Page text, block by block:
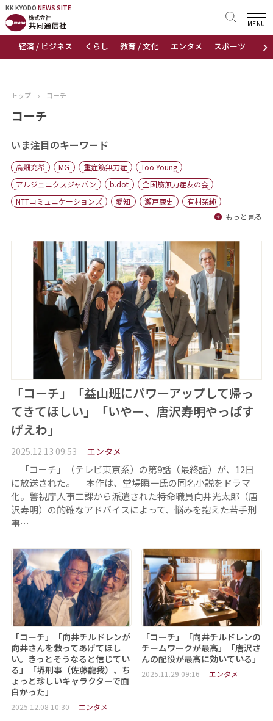
KK KYODO NEWS SITE
›
経済 / ビジネス くらし 教育 / 文化 エンタメ スポーツ 地域
MENU
KK KYODONEWS SITE
トップページ
ニュース
おすすめコンテンツ
出版物
会社概要
トップ › コーチ
コーチ
いま注目のキーワード
高畑充希 MG 重症筋無力症
Too Young
アルジェニクスジャパン
b.dot
全国筋無力症友の会
NTTコミュニケーションズ
愛知 瀬戸康史
有村架純
もっと見る
「コーチ」「益山班にパワーアップして帰っ
てきてほしい」「いやー、唐沢寿明やっぱす
げえわ」
2025.12.13 09:53 エンタメ
「コーチ」（テレビ東京系）の第9話（最終話）が、12日
に放送された。 本作は、堂場瞬一氏の同名小説をドラマ
化。警視庁人事二課から派遣された特命職員向井光太郎（唐
沢寿明）の的確なアドバイスによって、悩みを抱えた若手刑
事…
「コーチ」「向井チルドレンが
向井さんを救ってあげてほし
い。きっとそうなると信じてい
る」「堺刑事（佐藤龍我）、ち
ょっと珍しいキャラクターで面
白かった」
2025.12.08 10:30 エンタメ
「コーチ」「向井チルドレンの
チームワークが最高」「唐沢さ
んの配役が最高に効いている」
2025.11.29 09:16 エンタメ